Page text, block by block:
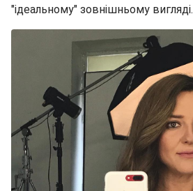
"ідеальному" зовнішньому вигляді.